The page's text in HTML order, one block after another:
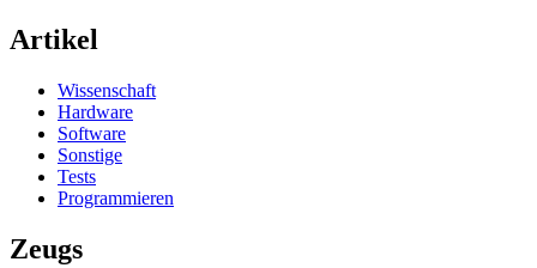
Artikel
Wissenschaft
Hardware
Software
Sonstige
Tests
Programmieren
Zeugs